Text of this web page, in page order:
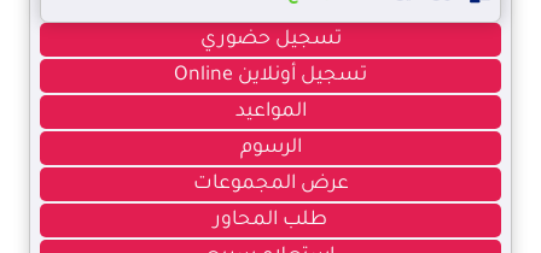
تسجيل حضوري
تسجيل أونلاين Online
المواعيد
الرسوم
عرض المجموعات
طلب المحاور